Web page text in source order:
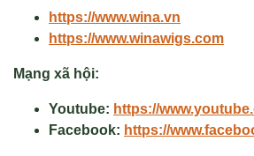
https://www.wina.vn
https://www.winawigs.com
Mạng xã hội:
Youtube: https://
Facebook: https://